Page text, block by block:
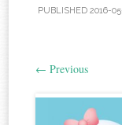
PUBLISHED 2016-
← Previous